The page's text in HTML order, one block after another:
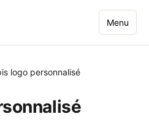
Menu
logo personnalisé